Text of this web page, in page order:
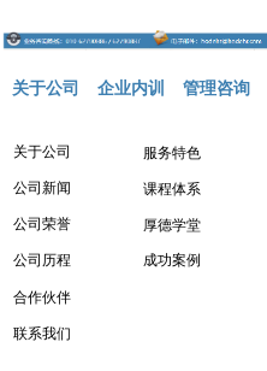
关于公司 企业内训 管理咨询
关于公司
公司新闻
公司荣誉
公司历程
合作伙伴
联系我们
服务特色
课程体系
厚德学堂
成功案例